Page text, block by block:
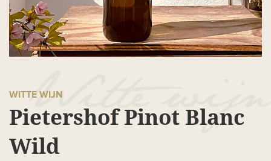
WITTE WIJN
Pietershof Pinot Blanc
Wild